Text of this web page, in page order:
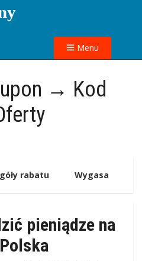
Menu
→ Kod
rabatu Wygasa
pieniądze na